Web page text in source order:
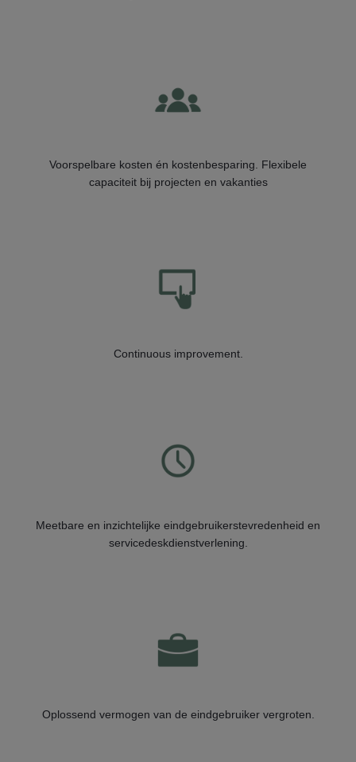
Voorspelbare kosten én kostenbesparing. Flexibele
capaciteit bij projecten en vakanties
Continuous improvement.
Meetbare en inzichtelijke eindgebruikerstevredenheid en
servicedeskdienstverlening.
Oplossend vermogen van de eindgebruiker vergroten.